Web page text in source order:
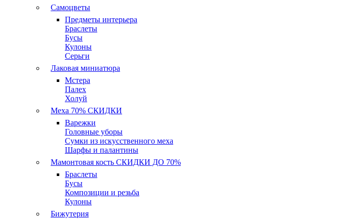
Самоцветы
Предметы интерьера
Браслеты
Бусы
Кулоны
Серьги
Лаковая миниатюра
Мстера
Палех
Холуй
Меха 70% СКИДКИ
Варежки
Головные уборы
Сумки из искусственного меха
Шарфы и палантины
Мамонтовая кость СКИДКИ ДО 70%
Браслеты
Бусы
Композиции и резьба
Кулоны
Бижутерия